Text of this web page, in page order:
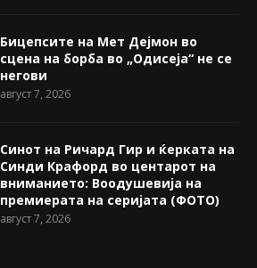
Бицепсите на Мет Дејмон во
сцена на борба во „Одисеја“ не се
негови
август 7, 2026
Синот на Ричард Гир и ќерката на
Синди Крафорд во центарот на
вниманието: Воодушевија на
премиерата на серијата (ФОТО)
август 7, 2026